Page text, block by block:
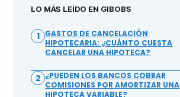
LO MÁS LEÍDO EN GIBOBS
1 GASTOS DE CANCELACIÓN
HIPOTECARIA: ¿CUÁNTO CUESTA
CANCELAR UNA HIPOTECA?
2 ¿PUEDEN LOS BANCOS COBRAR
COMISIONES POR AMORTIZAR UNA
HIPOTECA VARIABLE?